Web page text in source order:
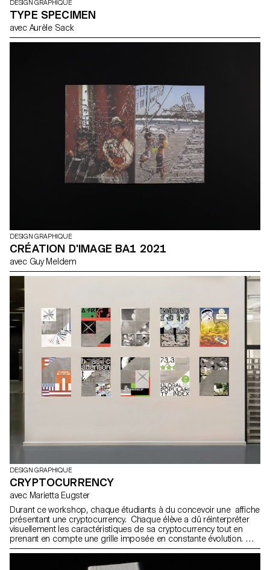
DESIGN GRAPHIQUE
TYPE SPECIMEN
avec Aurèle Sack
DESIGN GRAPHIQUE
CRÉATION D'IMAGE BA1 2021
avec Guy Meldem
DESIGN GRAPHIQUE
CRYPTOCURRENCY
avec Marietta Eugster
Durant ce workshop, chaque étudiants à du concevoir une affiche
présentant une cryptocurrency. Chaque élève a dû réinterpréter
visuellement les caractéristiques de sa cryptocurrency tout en
prenant en compte une grille imposée en constante évolution.
Les affiches imprimés avec le plotter seront par la suite